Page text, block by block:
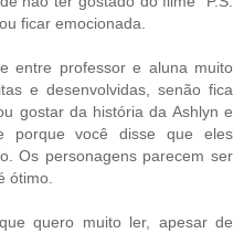
ficar emocionada.
entre professor e aluna muito
e desenvolvidas, senão fica
gostar da história da Ashlyn e
porque você disse que eles
Os personagens parecem ser
ótimo.
quero muito ler, apesar de